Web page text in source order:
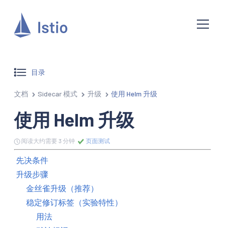
目录
文档 Sidecar 模式 升级 使用 Helm 升级
使用 Helm 升级
阅读大约需要 3 分钟 页面测试
先决条件
升级步骤
金丝雀升级（推荐）
稳定修订标签（实验特性）
用法